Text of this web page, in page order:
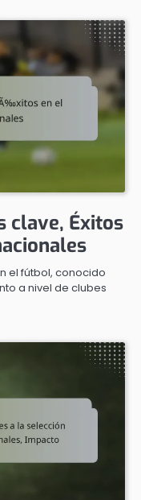
clave, Éxitos
el fútbol, conocido
a nivel de clubes